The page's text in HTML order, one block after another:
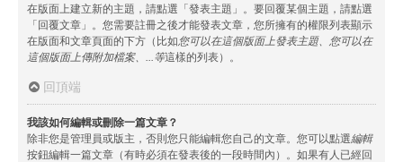
在版面上建立新的主題，請點選「發表主題」。要回覆某個主題，請點選
「回覆文章」。您需要註冊之後才能發表文章，您所擁有的權限列表顯示
在版面和文章頁面的下方（比如您可以在這個版面上發表主題、您可以在
這個版面上傳附加檔案、...等這樣的列表）。
回頂端
我該如何編輯或刪除一篇文章？
除非您是管理員或版主，否則您只能編輯您自己的文章。您可以點選編輯
按鈕編輯一篇文章（有時必須在發表後的一段時間內）。如果有人已經回